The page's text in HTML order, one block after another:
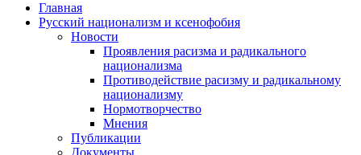
Главная
Русский национализм и ксенофобия
Новости
Проявления расизма и радикального
национализма
Противодействие расизму и радикальному
национализму
Нормотворчество
Мнения
Публикации